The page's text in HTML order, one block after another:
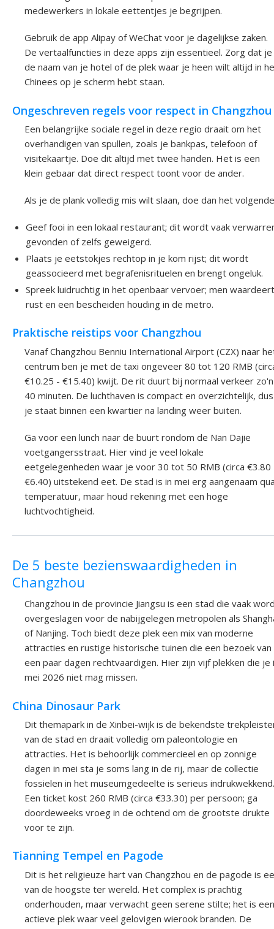
medewerkers in lokale eettentjes je begrijpen.
Gebruik de app Alipay of WeChat voor je dagelijkse zaken.
De vertaalfuncties in deze apps zijn essentieel. Zorg dat je
de naam van je hotel of de plek waar je heen wilt altijd in
Chinees op je scherm hebt staan.
Ongeschreven regels voor respect in Changzhou
Een belangrijke sociale regel in deze regio draait om het
overhandigen van spullen, zoals je bankpas, telefoon of
visitekaartje. Doe dit altijd met twee handen. Het is een
klein gebaar dat direct respect toont voor de ander.
Als je de plank volledig mis wilt slaan, doe dan het
Geef fooi in een lokaal restaurant; dit wordt vaak
gevonden of zelfs geweigerd.
Plaats je eetstokjes rechtop in je kom rijst; dit wordt
geassocieerd met begrafenisrituelen en brengt ongeluk.
Spreek luidruchtig in het openbaar vervoer; men
rust en een bescheiden houding in de metro.
Praktische reistips voor Changzhou
Vanaf Changzhou Benniu International Airport (CZX) naar
centrum ben je met de taxi ongeveer 80 tot 120 RMB
€10.25 - €15.40) kwijt. De rit duurt bij normaal verkeer zo'n
40 minuten. De luchthaven is compact en overzichtelijk, dus
je staat binnen een kwartier na landing weer buiten.
Ga voor een lunch naar de buurt rondom de Nan Dajie
voetgangersstraat. Hier vind je veel lokale
eetgelegenheden waar je voor 30 tot 50 RMB (circa €3.80
€6.40) uitstekend eet. De stad is in mei erg aangenaam
temperatuur, maar houd rekening met een hoge
luchtvochtigheid.
De 5 beste bezienswaardigheden in
Changzhou
Changzhou in de provincie Jiangsu is een stad die vaak
overgeslagen voor de nabijgelegen metropolen als
of Nanjing. Toch biedt deze plek een mix van moderne
attracties en rustige historische tuinen die een bezoek van
een paar dagen rechtvaardigen. Hier zijn vijf plekken die je
mei 2026 niet mag missen.
China Dinosaur Park
Dit themapark in de Xinbei-wijk is de bekendste
van de stad en draait volledig om paleontologie en
attracties. Het is behoorlijk commercieel en op zonnige
dagen in mei sta je soms lang in de rij, maar de collectie
fossielen in het museumgedeelte is serieus indrukwekkend.
Een ticket kost 260 RMB (circa €33.30) per persoon; ga
doordeweeks vroeg in de ochtend om de grootste drukte
voor te zijn.
Tianning Tempel en Pagode
Dit is het religieuze hart van Changzhou en de pagode is
van de hoogste ter wereld. Het complex is prachtig
onderhouden, maar verwacht geen serene stilte; het is een
actieve plek waar veel gelovigen wierook branden. De